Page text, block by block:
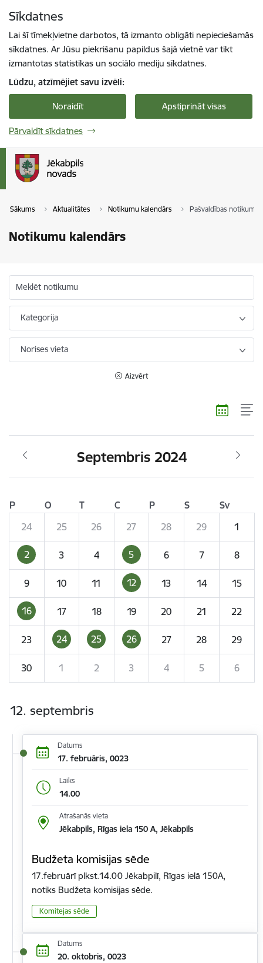
Sīkdatnes
Lai šī tīmekļvietne darbotos, tā izmanto obligāti nepieciešamās
sīkdatnes. Ar Jūsu piekrišanu papildus šajā vietnē var tikt
izmantotas statistikas un sociālo mediju sīkdatnes.
Lūdzu, atzīmējiet savu izvēli:
Noraidīt Apstiprināt visas
Pārvaldīt sīkdatnes
Sākums Aktualitātes Notikumu kalendārs Pašvaldības notikumi
Notikumu kalendārs
Meklēt notikumu
Kategorija
Norises vieta
Aizvērt
Septembris 2024
P O T C P S
Sv
24
25 26 27 28 29 1
2 3 4 5 6 7 8
9 10 11 12 13 14 15
16 17 18 19 20 21 22
23 24 25 26 27 28 29
30 1 2 3 4 5 6
12. septembris
Datums
17. februāris, 0023
Laiks
14.00
Atrašanās vieta
Jēkabpils, Rīgas iela 150 A, Jēkabpils
Budžeta komisijas sēde
17.februārī plkst.14.00 Jēkabpilī, Rīgas ielā 150A,
notiks Budžeta komisijas sēde.
Komitejas sēde
Datums
20. oktobris, 0023